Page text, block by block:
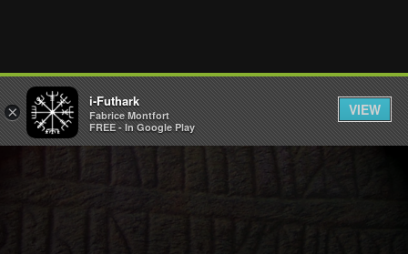
×
i-Futhark
Fabrice Montfort
FREE - In Google Play
VIEW